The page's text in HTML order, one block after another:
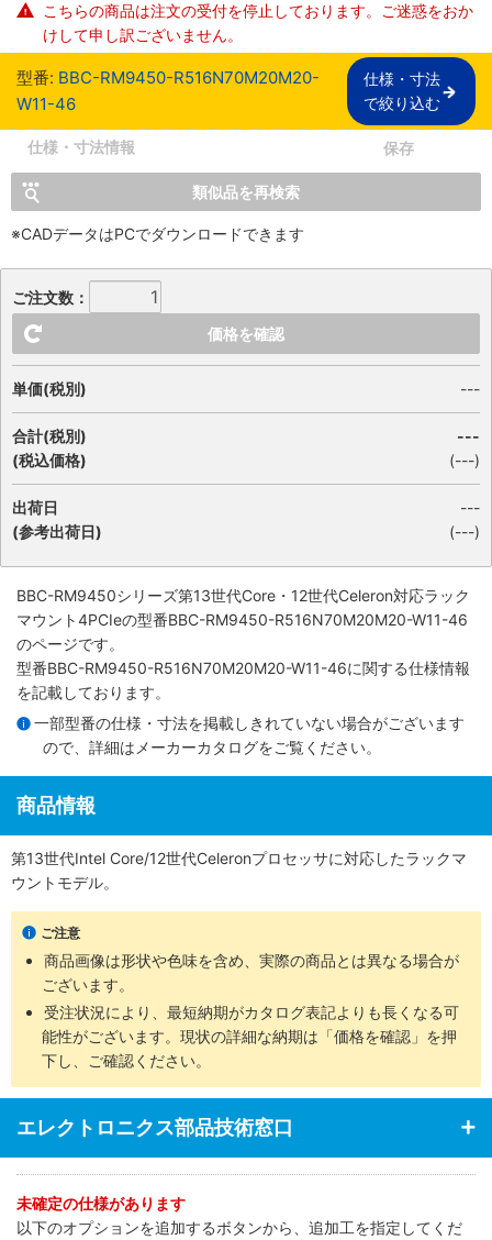
こちらの商品は注文の受付を停止しております。ご迷惑をおか
けして申し訳ございません。
型番: BBC-RM9450-R516N70M20M20-
W11-46
仕様・寸法
で絞り込む
仕様・寸法情報 保存
類似品を再検索
※CADデータはPCでダウンロードできます
ご注文数：
価格を確認
単価(税別) ---
合計(税別)
(税込価格)
---
(---)
出荷日
(参考出荷日)
---
(---)
BBC-RM9450シリーズ第13世代Core・12世代Celeron対応ラック
マウント4PCIeの型番BBC-RM9450-R516N70M20M20-W11-46
のページです。
型番BBC-RM9450-R516N70M20M20-W11-46に関する仕様情報
を記載しております。
一部型番の仕様・寸法を掲載しきれていない場合がございます
ので、詳細は メーカーカタログをご覧ください。
商品情報
第13世代Intel Core/12世代Celeronプロセッサに対応したラックマ
ウントモデル。
ご注意
商品画像は形状や色味を含め、実際の商品とは異なる場合が
ございます。
受注状況により、最短納期がカタログ表記よりも長くなる可
能性がございます。現状の詳細な納期は「価格を確認」を押
下し、ご確認ください。
エレクトロニクス部品技術窓口
未確定の仕様があります
以下のオプションを追加するボタンから、追加工を指定してくだ